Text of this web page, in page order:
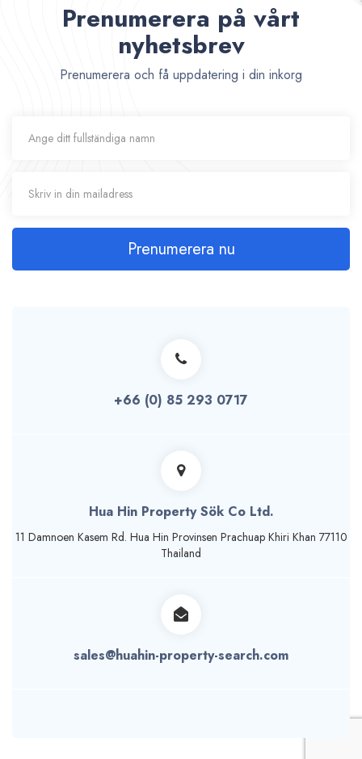
Prenumerera på vårt
nyhetsbrev
Prenumerera och få uppdatering i din inkorg
Prenumerera nu
+66 (0) 85 293 0717
Hua Hin Property Sök Co Ltd.
11 Damnoen Kasem Rd. Hua Hin Provinsen Prachuap Khiri Khan 77110
Thailand
sales@huahin-property-search.com